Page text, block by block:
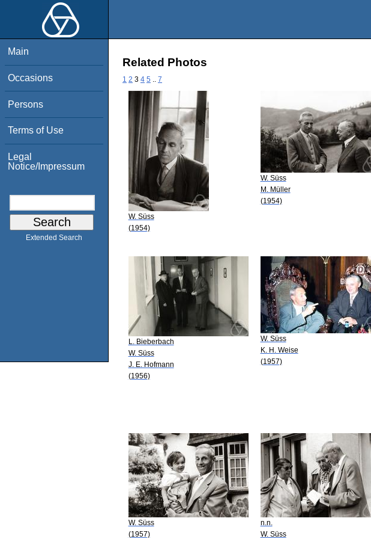
Main
Occasions
Persons
Terms of Use
Legal
Notice/Impressum
Extended Search
Related Photos
1 2 3 4 5 7
W. Süss
(1954)
W. Süss
M. Müller
(1954)
L. Bieberbach
W. Süss
J. E. Hofmann
(1956)
W. Süss
K. H. Weise
(1957)
W. Süss
(1957)
n.n.
W. Süss